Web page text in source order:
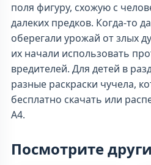
поля фигуру, схожую с
далеких предков. Когда-то
оберегали урожай от злых
их начали использовать
вредителей. Для детей в
разные раскраски чучела,
бесплатно скачать или
А4.
Посмотрите